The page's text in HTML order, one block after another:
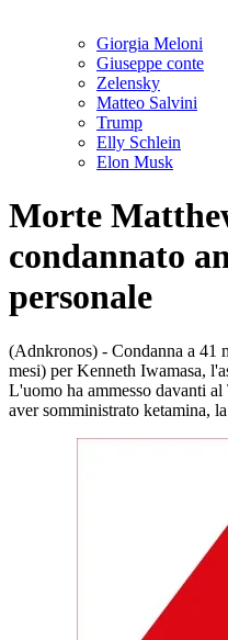
Giorgia Meloni
Giuseppe conte
Zelensky
Matteo Salvini
Trump
Elly Schlein
Elon Musk
Morte
condannato
personale
(Adnkronos) - Condanna a 41
mesi) per Kenneth Iwamasa,
L'uomo ha ammesso davanti
aver somministrato ketamina,